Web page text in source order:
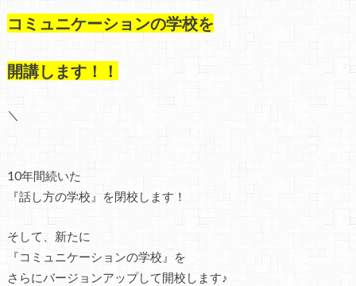
コミュニケーションの学校を
開講します！！
＼
10年間続いた
『話し方の学校』を閉校します！
そして、 新たに
『コミュニケーションの学校』を
さらにバージョンアップして開校します♪